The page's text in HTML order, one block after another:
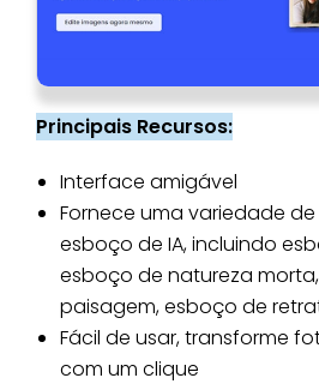
Principais Recursos:
Interface amigável
Fornece uma variedade
esboço de IA, incluindo
esboço de natureza
paisagem, esboço de
Fácil de usar, transforme
com um clique